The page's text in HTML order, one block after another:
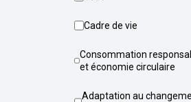
Cadre de vie
Consommation responsable
et économie circulaire
Adaptation au changement